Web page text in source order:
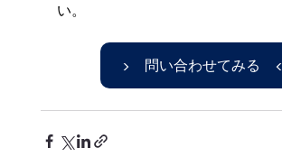
い。
▶ 問い合わせてみる ◀